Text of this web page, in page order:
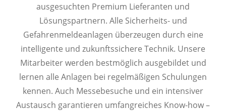
ausgesuchten Premium Lieferanten und
Lösungspartnern. Alle Sicherheits- und
Gefahrenmeldeanlagen überzeugen durch eine
intelligente und zukunftssichere Technik. Unsere
Mitarbeiter werden bestmöglich ausgebildet und
lernen alle Anlagen bei regelmäßigen Schulungen
kennen. Auch Messebesuche und ein intensiver
Austausch garantieren umfangreiches Know-how –